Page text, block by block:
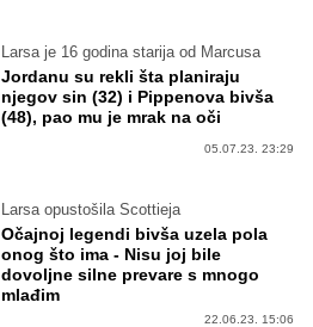
Larsa je 16 godina starija od Marcusa
Jordanu su rekli šta planiraju
njegov sin (32) i Pippenova bivša
(48), pao mu je mrak na oči
05.07.23. 23:29
Larsa opustošila Scottieja
Očajnoj legendi bivša uzela pola
onog što ima - Nisu joj bile
dovoljne silne prevare s mnogo
mlađim
22.06.23. 15:06